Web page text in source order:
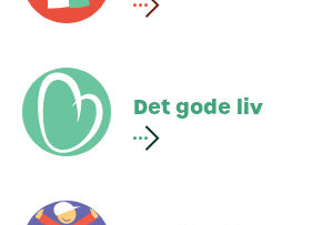
Det gode liv